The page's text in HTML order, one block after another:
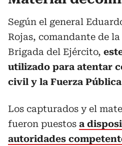
Según el general
Rojas, comandante de
Brigada del Ejército,
utilizado para atentar
civil y la Fuerza
Los capturados y el
fueron puestos a
autoridades